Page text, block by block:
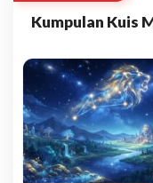
Kumpulan Kuis